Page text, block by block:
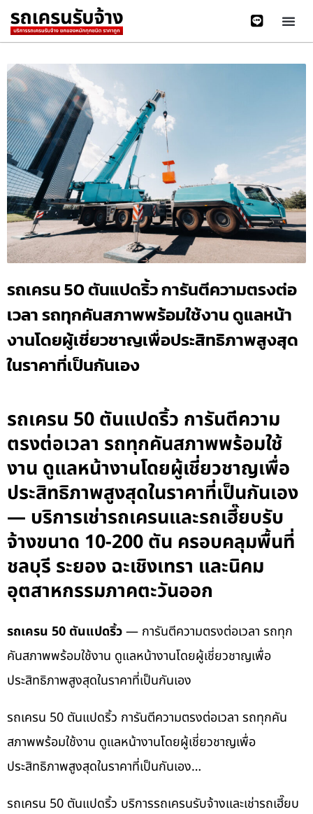
รถเครน 50 ตันแปดริ้ว การันตีความตรงต่อ
เวลา รถทุกคันสภาพพร้อมใช้งาน ดูแลหน้า
งานโดยผู้เชี่ยวชาญเพื่อประสิทธิภาพสูงสุด
ในราคาที่เป็นกันเอง
รถเครน 50 ตันแปดริ้ว การันตีความ
ตรงต่อเวลา รถทุกคันสภาพพร้อมใช้
งาน ดูแลหน้างานโดยผู้เชี่ยวชาญเพื่อ
ประสิทธิภาพสูงสุดในราคาที่เป็นกันเอง
— บริการเช่ารถเครนและรถเฮี๊ยบรับ
จ้างขนาด 10-200 ตัน ครอบคลุมพื้นที่
ชลบุรี ระยอง ฉะเชิงเทรา และนิคม
อุตสาหกรรมภาคตะวันออก
รถเครน 50 ตันแปดริ้ว— การันตีความตรงต่อเวลา รถทุก
คันสภาพพร้อมใช้งาน ดูแลหน้างานโดยผู้เชี่ยวชาญเพื่อ
ประสิทธิภาพสูงสุดในราคาที่เป็นกันเอง
รถเครน 50 ตันแปดริ้ว การันตีความตรงต่อเวลา รถทุกคัน
สภาพพร้อมใช้งาน ดูแลหน้างานโดยผู้เชี่ยวชาญเพื่อ
ประสิทธิภาพสูงสุดในราคาที่เป็นกันเอง…
รถเครน 50 ตันแปดริ้ว บริการรถเครนรับจ้างและเช่ารถเฮี๊ยบ